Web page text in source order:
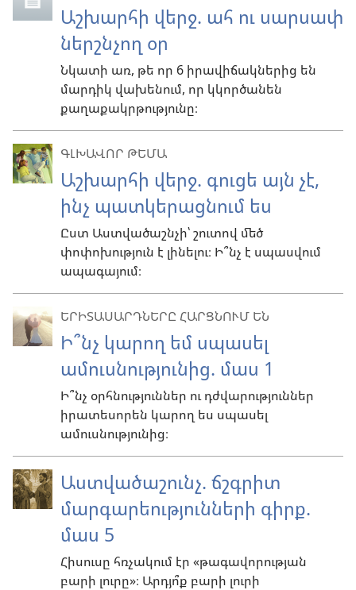
Աշխարհի վերջ. ահ ու սարսափ
ներշնչող օր
Նկատի առ, թե որ 6 իրավիճակներից են
մարդիկ վախենում, որ կկործանեն
քաղաքակրթությունը։
ԳԼԽԱՎՈՐ ԹԵՄԱ
Աշխարհի վերջ. գուցե այն չէ,
ինչ պատկերացնում ես
Ըստ Աստվածաշնչի՝ շուտով մեծ
փոփոխություն է լինելու։ Ի՞նչ է սպասվում
ապագայում։
ԵՐԻՏԱՍԱՐԴՆԵՐԸ ՀԱՐՑՆՈՒՄ ԵՆ
Ի՞նչ կարող եմ սպասել
ամուսնությունից. մաս 1
Ի՞նչ օրհնություններ ու դժվարություններ
իրատեսորեն կարող ես սպասել
ամուսնությունից։
Աստվածաշունչ. ճշգրիտ
մարգարեությունների գիրք.
մաս 5
Հիսուսը հռչակում էր «թագավորության
բարի լուրը»։ Արդյո՞ք բարի լուրի